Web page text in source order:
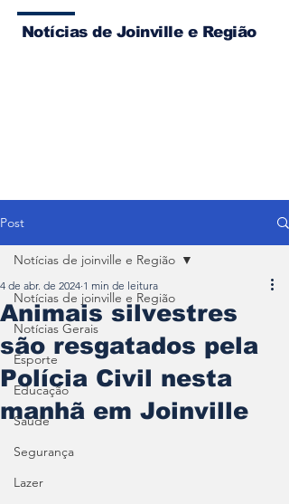
Notícias de Joinville e Região
Post
Notícias de joinville e Região
Notícias Gerais
Esporte
Educação
Saúde
Segurança
Lazer
Notícias de joinville e Região
Animais silvestres
são resgatados pela
Polícia Civil nesta
manhã em Joinville
4 de abr. de 2024 1 min de leitura